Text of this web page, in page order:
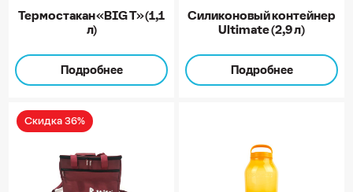
Термостакан «BIG Т» (1,1
л)
Подробнее
Силиконовый контейнер
Ultimate (2,9 л)
Подробнее
Скидка 36%